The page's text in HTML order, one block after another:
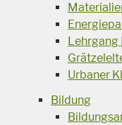
Lehrgang
Urbaner
Bildung